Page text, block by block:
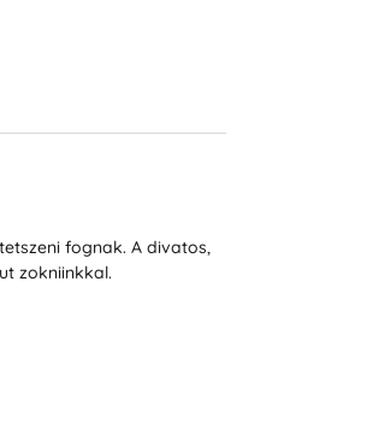
fognak. A divatos,
zokniinkkal.